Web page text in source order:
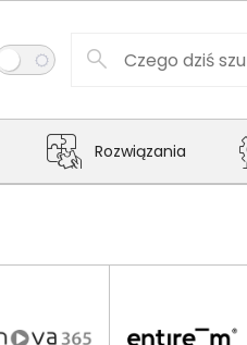
Rozwiązania